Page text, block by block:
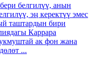
белгилүү, анын
эң керектүү эмес
таштардын бири
Каррара
ак фон жана
...